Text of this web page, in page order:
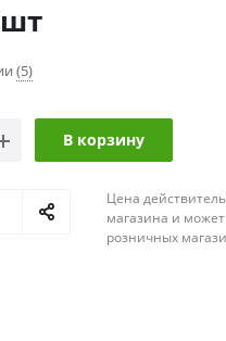
(5)
В корзину
Цена
магазина и
розничных